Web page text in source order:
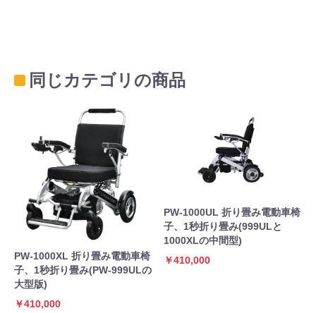
同じカテゴリの商品
PW-1000XL 折り畳み電動車椅
子、1秒折り畳み(PW-999ULの
大型版)
￥410,000
PW-1000UL 折り畳み電動車椅
子、1秒折り畳み(999ULと
1000XLの中間型)
￥410,000